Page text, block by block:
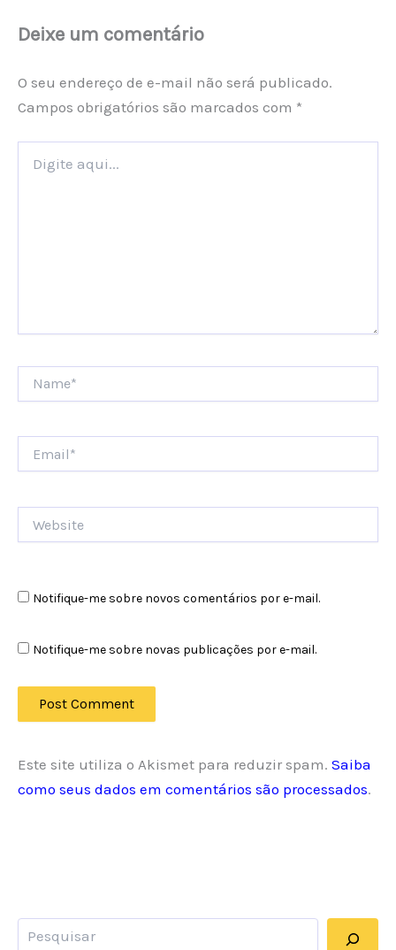
Deixe um comentário
O seu endereço de e-mail não será publicado.
Campos obrigatórios são marcados com *
aqui...
Notifique-me sobre novos comentários por e-mail.
Notifique-me sobre novas publicações por e-mail.
Este site utiliza o Akismet para reduzir spam. Saiba
como seus dados em comentários são processados.